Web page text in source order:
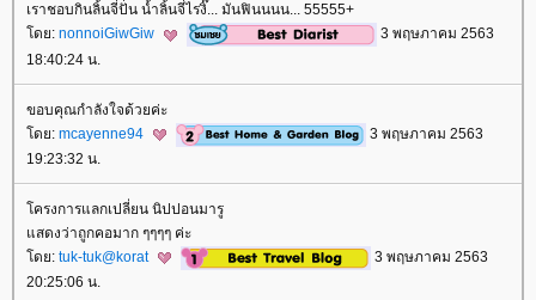
เราชอบกินลิ้นจี่ปั่น​ น้ำลิ้นจี่ไรงิ๊๊๊... มันฟินนนน... 55555+
ดย: nonnoiGiwGiw
3 พฤษภาคม 2563
18:40:24 น.
ขอบคุณกำลังใจด้วยค่ะ
ดย: mcayenne94
3 พฤษภาคม 2563
19:23:32 น.
ครงการแลกเปลี่ยน นิปปอนมารู
สดงว่าถูกคอมาก ๆๆๆๆ ค่ะ
ดย: tuk-tuk@korat
3 พฤษภาคม 2563
20:25:06 น.